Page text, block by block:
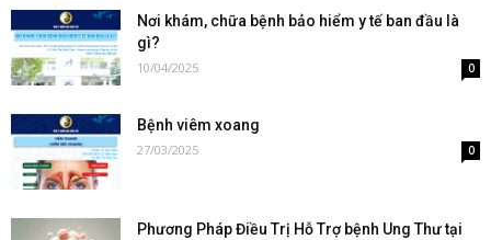
Nơi khám, chữa bệnh bảo hiểm y tế ban đầu là
gì?
10/04/2025 0
Bệnh viêm xoang
27/03/2025 0
Phương Pháp Điều Trị Hỗ Trợ bệnh Ung Thư tại